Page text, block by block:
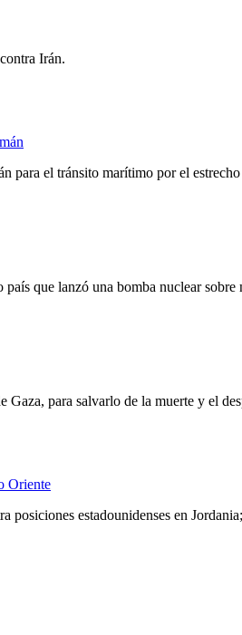
Irán.
para el tránsito marítimo por el
que lanzó una bomba nuclear
para salvarlo de la muerte y el
Oriente
estadounidenses en